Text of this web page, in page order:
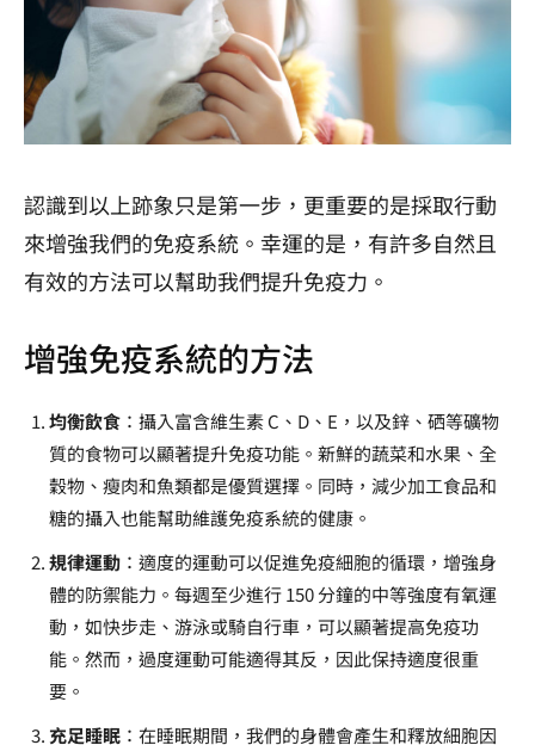
認識到以上跡象只是第一步，更重要的是採取行動
來增強我們的免疫系統。幸運的是，有許多自然且
有效的方法可以幫助我們提升免疫力。
增強免疫系統的方法
均衡飲食 ：攝入富含維生素 C、D、E，以及鋅、硒等礦物
質的食物可以顯著提升免疫功能。新鮮的蔬菜和水果、全
穀物、瘦肉和魚類都是優質選擇。同時，減少加工食品和
糖的攝入也能幫助維護免疫系統的健康。
規律運動 ：適度的運動可以促進免疫細胞的循環，增強身
體的防禦能力。每週至少進行 150 分鐘的中等強度有氧運
動，如快步走、游泳或騎自行車，可以顯著提高免疫功
能。然而，過度運動可能適得其反，因此保持適度很重
要。
充足睡眠 ：在睡眠期間，我們的身體會產生和釋放細胞因